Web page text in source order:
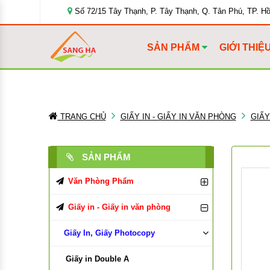
Số 72/15 Tây Thạnh, P. Tây Thạnh, Q. Tân Phú, TP.
SẢN PHẨM GIỚI
TRANG CHỦ GIẤY IN - GIẤY IN VĂN PHÒNG
SẢN PHẨM
Văn Phòng Phẩm
Bút Viết Các Loại
Bút Bi
Bút Chì, Ruột Chì
Bìa Đựng Hồ Sơ
Bìa Màu
Tập, Vở, Sổ
Giấy in - Giấy in văn phòng
Giấy In, Giấy Photocopy
Giấy in Double A